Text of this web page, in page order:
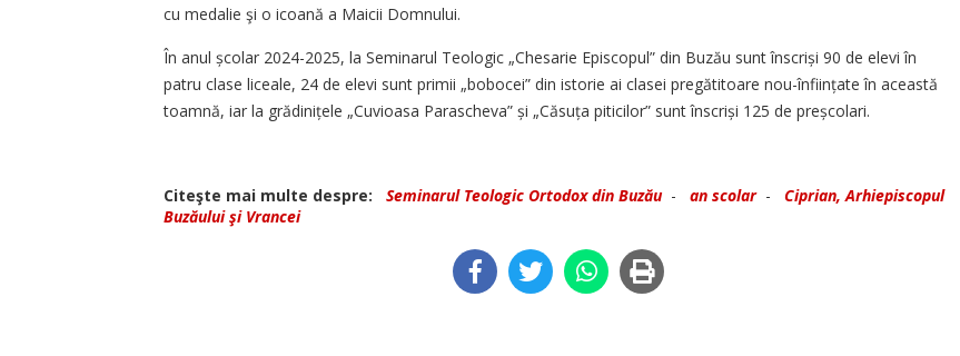
cu medalie şi o icoană a Maicii Domnului.
În anul școlar 2024-2025, la Seminarul Teologic „Chesarie Episcopul” din Buzău sunt înscriși 90 de elevi în
patru clase liceale, 24 de elevi sunt primii „bobocei” din istorie ai clasei pregătitoare nou-înființate în această
toamnă, iar la gră­di­­nițele „Cuvioasa Parascheva” și „Căsuța piticilor” sunt înscriși 125 de preșcolari.
Citeşte mai multe despre: Seminarul Teologic Ortodox din Buzău- an scolar- Ciprian, Arhiepiscopul
Buzăului şi Vrancei